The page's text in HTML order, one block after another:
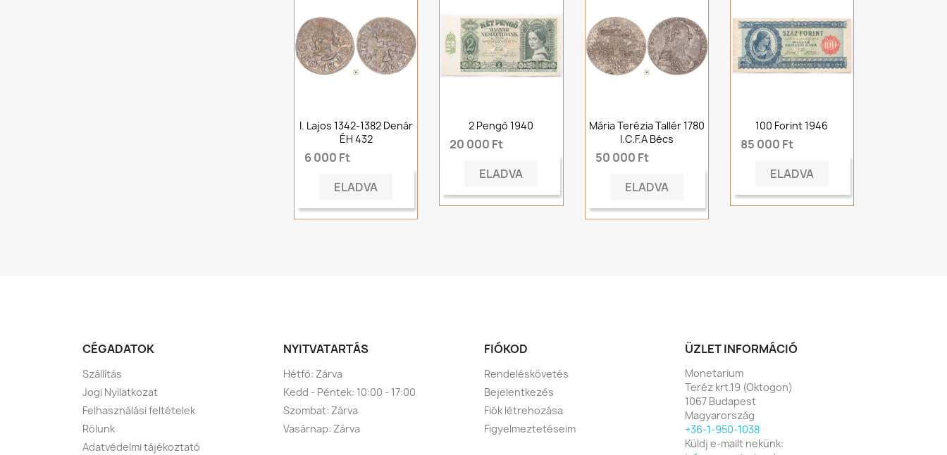
I. Lajos 1342-1382 Denár
ÉH 432
6 000 Ft
ELADVA
2 Pengő 1940
20 000 Ft
ELADVA
Mária Terézia Tallér 1780
I.C.F.A Bécs
50 000 Ft
ELADVA
100 Forint 1946
85 000 Ft
ELADVA
CÉGADATOK
Szállítás
Jogi Nyilatkozat
Felhasználási feltételek
Rólunk
Adatvédelmi tájékoztató
NYITVATARTÁS
Hétfő: Zárva
Kedd - Péntek: 10:00 - 17:00
Szombat: Zárva
Vasárnap: Zárva
FIÓKOD
Rendeléskövetés
Bejelentkezés
Fiók létrehozása
Figyelmeztetéseim
ÜZLET INFORMÁCIÓ
Monetarium
Teréz krt.19 (Oktogon)
1067 Budapest
Magyarország
+36-1-950-1038
Küldj e-mailt nekünk: